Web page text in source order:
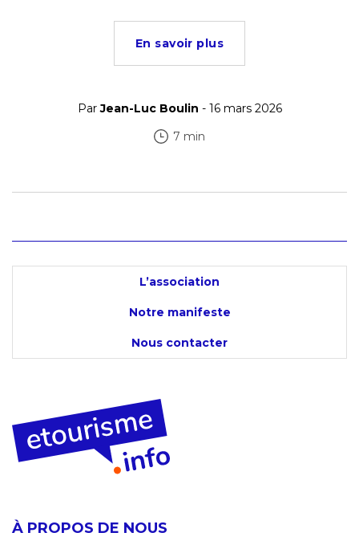
En savoir plus
ParJean-Luc Boulin - 16 mars 2026
7 min
L’association
Notre manifeste
Nous contacter
À PROPOS DE NOUS